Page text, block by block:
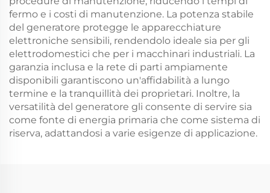
fermo e i costi di manutenzione. La potenza stabile
del generatore protegge le apparecchiature
elettroniche sensibili, rendendolo ideale sia per gli
elettrodomestici che per i macchinari industriali. La
garanzia inclusa e la rete di parti ampiamente
disponibili garantiscono un'affidabilità a lungo
termine e la tranquillità dei proprietari. Inoltre, la
versatilità del generatore gli consente di servire sia
come fonte di energia primaria che come sistema di
riserva, adattandosi a varie esigenze di applicazione.